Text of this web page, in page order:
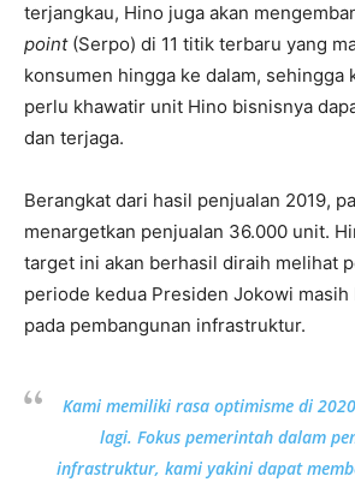
terjangkau, Hino juga akan
point(Serpo) di 11 titik terbaru yang
konsumen hingga ke dalam, sehingga
perlu khawatir unit Hino bisnisnya
dan terjaga.
Berangkat dari hasil penjualan 2019,
menargetkan penjualan 36.000 unit.
target ini akan berhasil diraih melihat
periode kedua Presiden Jokowi
pada pembangunan infrastruktur.
Kami memiliki rasa optimisme di
lagi. Fokus pemerintah dalam
infrastruktur, kami yakini dapat